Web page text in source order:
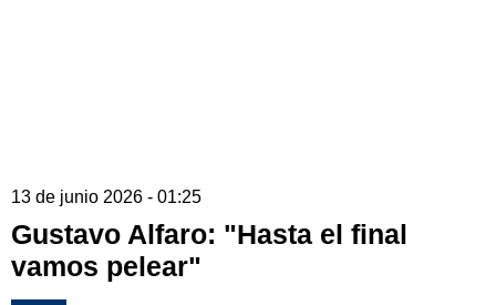
13 de junio 2026 - 01:25
Gustavo Alfaro: "Hasta el final
vamos pelear"